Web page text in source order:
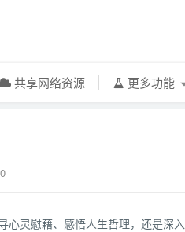
共享网络资源 更多功能
0
心灵慰藉、感悟人生哲理，还是深入